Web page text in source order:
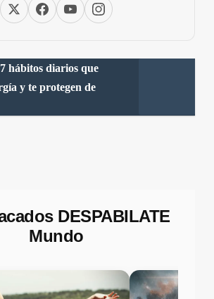
7 hábitos diarios que
y te protegen de
DESPABILATE
Mundo